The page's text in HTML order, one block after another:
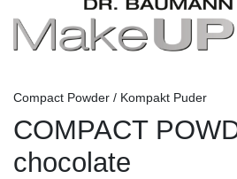
Compact Powder / Kompakt Puder
COMPACT
chocolate